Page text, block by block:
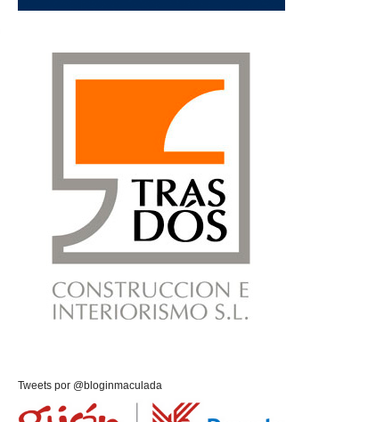
Tweets por @bloginmaculada